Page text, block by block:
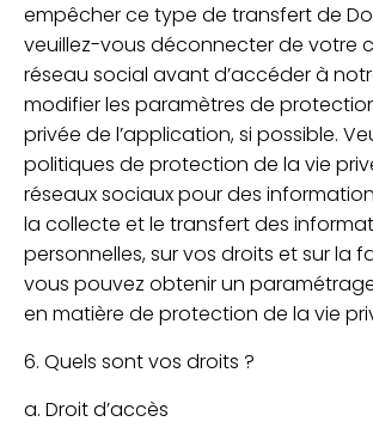
empêcher ce type de transfert de
veuillez-vous déconnecter de votre
réseau social avant d’accéder à
modifier les paramètres de
privée de l’application, si possible.
politiques de protection de la vie
réseaux sociaux pour des
la collecte et le transfert des
personnelles, sur vos droits et sur la
vous pouvez obtenir un
en matière de protection de la vie
6. Quels sont vos droits ?
a. Droit d’accès